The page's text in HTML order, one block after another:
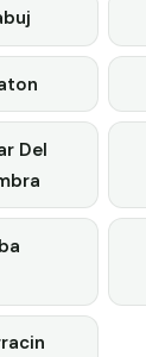
Del